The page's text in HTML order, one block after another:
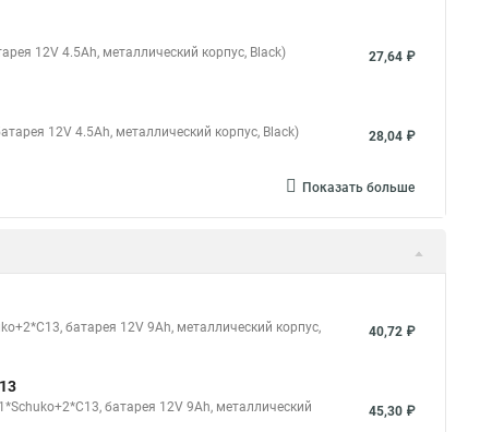
12V 4.5Ah, металлический корпус, Black) 27,64 ₽
12V 4.5Ah, металлический корпус, Black) 28,04 ₽
Показать больше
батарея 12V 9Ah, металлический корпус,
40,72 ₽
батарея 12V 9Ah, металлический
45,30 ₽